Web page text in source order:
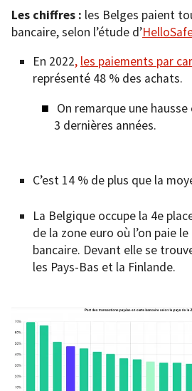
Les chiffres : les Belges paient
bancaire, selon l’étude d’
En 2022, les paiements par
représenté 48 % des achats.
On remarque une
3 dernières années.
C’est 14 % de plus que la
La Belgique occupe la 4e
de la zone euro où l’on paie
bancaire. Devant elle se
les Pays-Bas et la Finlande.